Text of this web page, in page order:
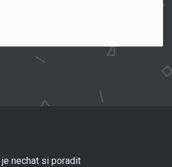
nechat si poradit